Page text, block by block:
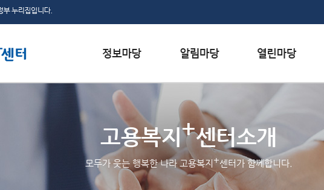
서식자료실
채용정보
인재정보
관련사이트
행사일정
공지사항
홍보/보도자료실
자주하는 질문
질문하기
칭찬하기
불친절 신고하기
고용복지+센터소개
모두가 웃는 행복한 나라 고용복지 +센터가 함께합니다.